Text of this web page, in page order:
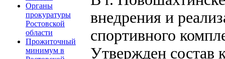
Органы
прокуратуры
Ростовской
области
Прожиточный
минимум в
внедрения и
спортивного
Утвержден состав